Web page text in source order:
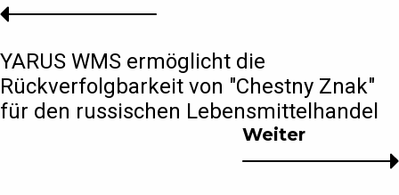
Weiter
YARUS WMS ermöglicht die
Rückverfolgbarkeit von "Chestny Znak"
für den russischen Lebensmittelhandel